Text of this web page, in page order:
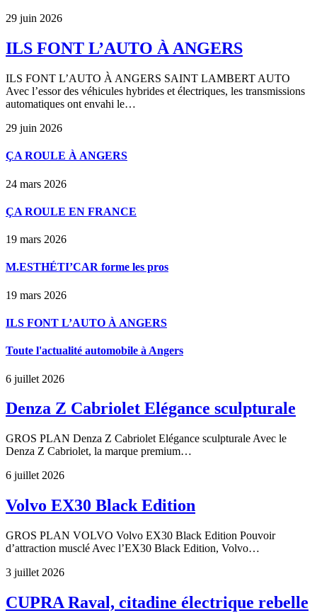
29 juin 2026
ILS FONT L’AUTO À ANGERS
ILS FONT L’AUTO À ANGERS SAINT LAMBERT AUTO
Avec l’essor des véhicules hybrides et électriques, les transmissions
automatiques ont envahi le…
29 juin 2026
ÇA ROULE À ANGERS
24 mars 2026
ÇA ROULE EN FRANCE
19 mars 2026
M.ESTHÉTI’CAR forme les pros
19 mars 2026
ILS FONT L’AUTO À ANGERS
Toute l'actualité automobile à Angers
6 juillet 2026
Denza Z Cabriolet Elégance sculpturale
GROS PLAN Denza Z Cabriolet Elégance sculpturale Avec le
Denza Z Cabriolet, la marque premium…
6 juillet 2026
Volvo EX30 Black Edition
GROS PLAN VOLVO Volvo EX30 Black Edition Pouvoir
d’attraction musclé Avec l’EX30 Black Edition, Volvo…
3 juillet 2026
CUPRA Raval, citadine électrique rebelle